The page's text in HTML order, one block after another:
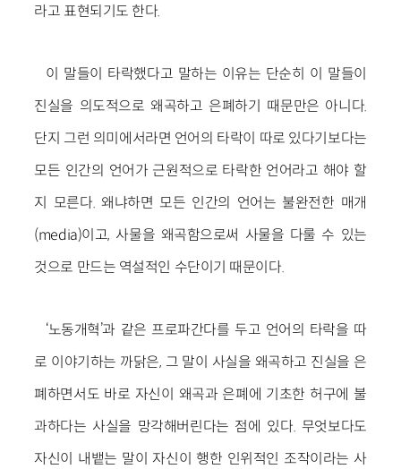
라고 표현되기도 한다.
이 말들이 타락했다고 말하는 이유는 단순히 이 말들이
진실을 의도적으로 왜곡하고 은폐하기 때문만은 아니다.
단지 그런 의미에서라면 언어의 타락이 따로 있다기보다는
모든 인간의 언어가 근원적으로 타락한 언어라고 해야 할
지 모른다. 왜냐하면 모든 인간의 언어는 불완전한 매개
(media)이고, 사물을 왜곡함으로써 사물을 다룰 수 있는
것으로 만드는 역설적인 수단이기 때문이다.
‘노동개혁’과 같은 프로파간다를 두고 언어의 타락을 따
로 이야기하는 까닭은, 그 말이 사실을 왜곡하고 진실을 은
폐하면서도 바로 자신이 왜곡과 은폐에 기초한 허구에 불
과하다는 사실을 망각해버린다는 점에 있다. 무엇보다도
자신이 내뱉는 말이 자신이 행한 인위적인 조작이라는 사